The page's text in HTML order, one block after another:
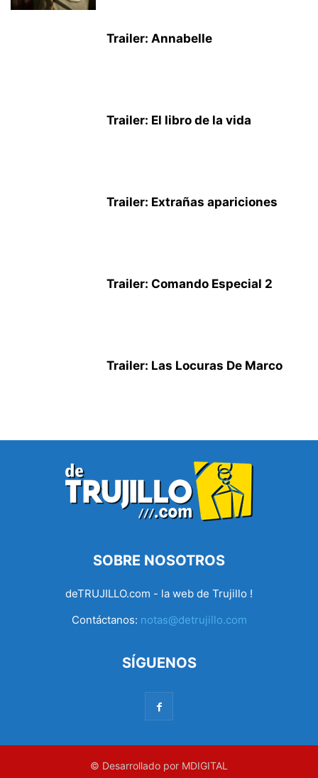
Trailer: Annabelle
Trailer: El libro de la vida
Trailer: Extrañas apariciones
Trailer: Comando Especial 2
Trailer: Las Locuras De Marco
SOBRE NOSOTROS
deTRUJILLO.com - la web de Trujillo !
Contáctanos: notas@detrujillo.com
SÍGUENOS
© Desarrollado por MDIGITAL